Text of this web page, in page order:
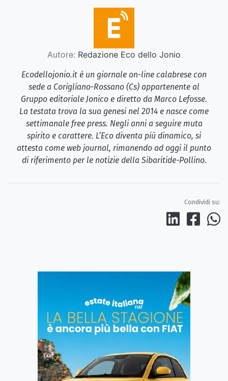
Autore: Redazione Eco dello Jonio
Ecodellojonio.it è un giornale on-line calabrese con
sede a Corigliano-Rossano (Cs) appartenente al
Gruppo editoriale Jonico e diretto da Marco Lefosse.
La testata trova la sua genesi nel 2014 e nasce come
settimanale free press. Negli anni a seguire muta
spirito e carattere. L’Eco diventa più dinamico, si
attesta come web journal, rimanendo ad oggi il punto
di riferimento per le notizie della Sibaritide-Pollino.
Condividi su: